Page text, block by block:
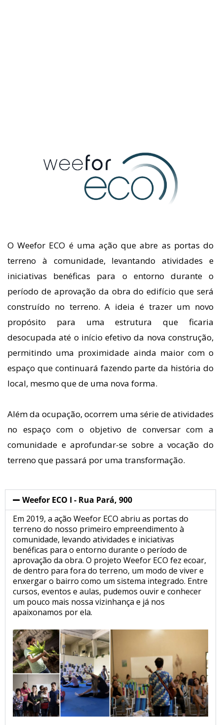
O Weefor ECO é uma ação que abre as portas do
terreno à comunidade, levantando atividades e
iniciativas benéficas para o entorno durante o
período de aprovação da obra do edifício que será
construído no terreno. A ideia é trazer um novo
propósito para uma estrutura que ficaria
desocupada até o início efetivo da nova construção,
permitindo uma proximidade ainda maior com o
espaço que continuará fazendo parte da história do
local, mesmo que de uma nova forma.
Além da ocupação, ocorrem uma série de atividades
no espaço com o objetivo de conversar com a
comunidade e aprofundar-se sobre a vocação do
terreno que passará por uma transformação.
Weefor ECO I - Rua Pará, 900
Em 2019, a ação Weefor ECO abriu as portas do
terreno do nosso primeiro empreendimento à
comunidade, levando atividades e iniciativas
benéficas para o entorno durante o período de
aprovação da obra. O projeto Weefor ECO fez ecoar,
de dentro para fora do terreno, um modo de viver e
enxergar o bairro como um sistema integrado. Entre
cursos, eventos e aulas, pudemos ouvir e conhecer
um pouco mais nossa vizinhança e já nos
apaixonamos por ela.